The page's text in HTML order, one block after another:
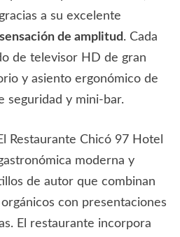
a su excelente
de amplitud. Cada
de televisor HD de gran
y asiento ergonómico de
seguridad y mini-bar.
Restaurante Chicó 97 Hotel
moderna y
de autor que combinan
con presentaciones
El restaurante incorpora